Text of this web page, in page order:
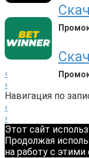
‹
›
Навигация по
‹
›
Этот сайт
Продолжая
на работу с этими